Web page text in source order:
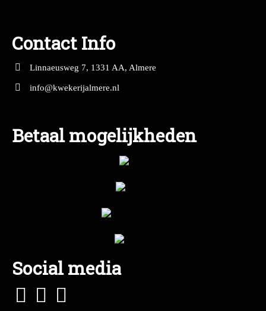
Contact Info
Linnaeusweg 7, 1331 AA, Almere
info@kwekerijalmere.nl
Betaal mogelijkheden
Social media